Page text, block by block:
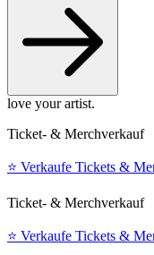
love your artist.
Ticket- & Merchverkauf
⭐️ Verkaufe Tickets &
Ticket- & Merchverkauf
⭐️ Verkaufe Tickets &